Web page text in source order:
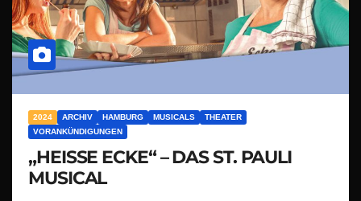
2024 ARCHIV HAMBURG MUSICALS
THEATER
VORANKÜNDIGUNGEN
„HEISSE ECKE“ – DAS ST. PAULI
MUSICAL